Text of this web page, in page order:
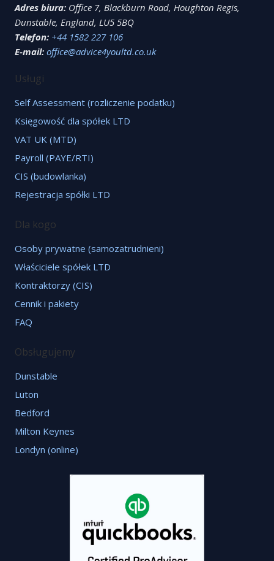
Adres biura: Office 7, Blackburn Road, Houghton Regis,
Dunstable, England, LU5 5BQ
Telefon: +44 1582 227 106
E-mail: office@advice4youltd.co.uk
Usługi
Self Assessment (rozliczenie podatku)
Księgowość dla spółek LTD
VAT UK (MTD)
Payroll (PAYE/RTI)
CIS (budowlanka)
Rejestracja spółki LTD
Dla kogo
Osoby prywatne (samozatrudnieni)
Właściciele spółek LTD
Kontraktorzy (CIS)
Cennik i pakiety
FAQ
Obsługujemy
Dunstable
Luton
Bedford
Milton Keynes
Londyn (online)